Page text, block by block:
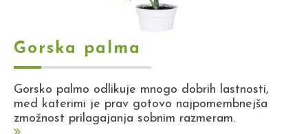
Gorska palma
Gorsko palmo odlikuje mnogo dobrih lastnosti,
med katerimi je prav gotovo najpomembnejša
zmožnost prilagajanja sobnim razmeram.